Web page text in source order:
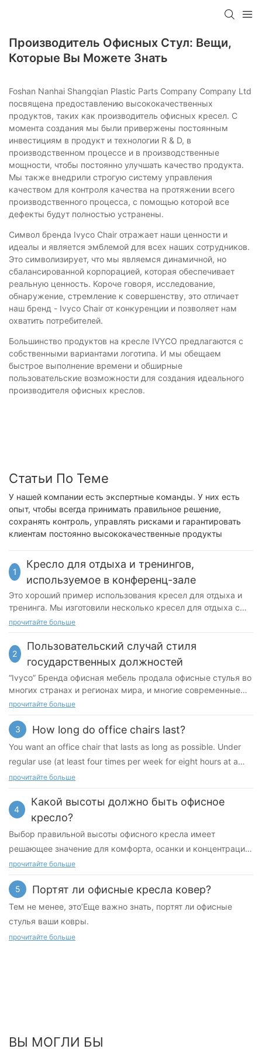
Производитель Офисных Стул: Вещи,
Которые Вы Можете Знать
Foshan Nanhai Shangqian Plastic Parts Company Company Ltd
посвящена предоставлению высококачественных
продуктов, таких как производитель офисных кресел. С
момента создания мы были привержены постоянным
инвестициям в продукт и технологии R & D, в
производственном процессе и в производственные
мощности, чтобы постоянно улучшать качество продукта.
Мы также внедрили строгую систему управления
качеством для контроля качества на протяжении всего
производственного процесса, с помощью которой все
дефекты будут полностью устранены.
Символ бренда Ivyco Chair отражает наши ценности и
идеалы и является эмблемой для всех наших сотрудников.
Это символизирует, что мы являемся динамичной, но
сбалансированной корпорацией, которая обеспечивает
реальную ценность. Короче говоря, исследование,
обнаружение, стремление к совершенству, это отличает
наш бренд - Ivyco Chair от конкуренции и позволяет нам
охватить потребителей.
Большинство продуктов на кресле IVYCO предлагаются с
собственными вариантами логотипа. И мы обещаем
быстрое выполнение времени и обширные
пользовательские возможности для создания идеального
производителя офисных креслов.
Статьи По Теме
У нашей компании есть экспертные команды. У них есть
опыт, чтобы всегда принимать правильное решение,
сохранять контроль, управлять рисками и гарантировать
клиентам постоянно высококачественные продукты
1
Кресло для отдыха и тренингов,
используемое в конференц-зале
Это хороший пример использования кресел для отдыха и
тренинга. Мы изготовили несколько кресел для отдыха с
цветными спинками в соответствии с общей цветовой
полностью удовлетворить его потребности.
прочитайте больше
2
Пользовательский случай стиля
государственных должностей
“Ivyco” Бренда офисная мебель продала офисные стулья во
многих странах и регионах мира, и многие современные
офисы установили наши офисные стулья. Мы настраиваем
клиентов и соответствуют общему стилю, так что весь офис
сочетается с целым, стиль объединен, и профессионализм
представлен.
прочитайте больше
3 How long do office chairs last?
You want an office chair that lasts as long as possible. Under
regular use (at least four times per week for eight hours at a
time, depending on your work requirements), a quality office
прочитайте больше
4
Какой высоты должно быть офисное
кресло?
Выбор правильной высоты офисного кресла имеет
решающее значение для комфорта, осанки и концентрации
внимания, даже если вы’вы просто сидите и делаете
прочитайте больше
5 Портят ли офисные кресла ковер?
Тем не менее, это’Еще важно знать, портят ли офисные
стулья ваши ковры.
прочитайте больше
ВЫ МОГЛИ БЫ